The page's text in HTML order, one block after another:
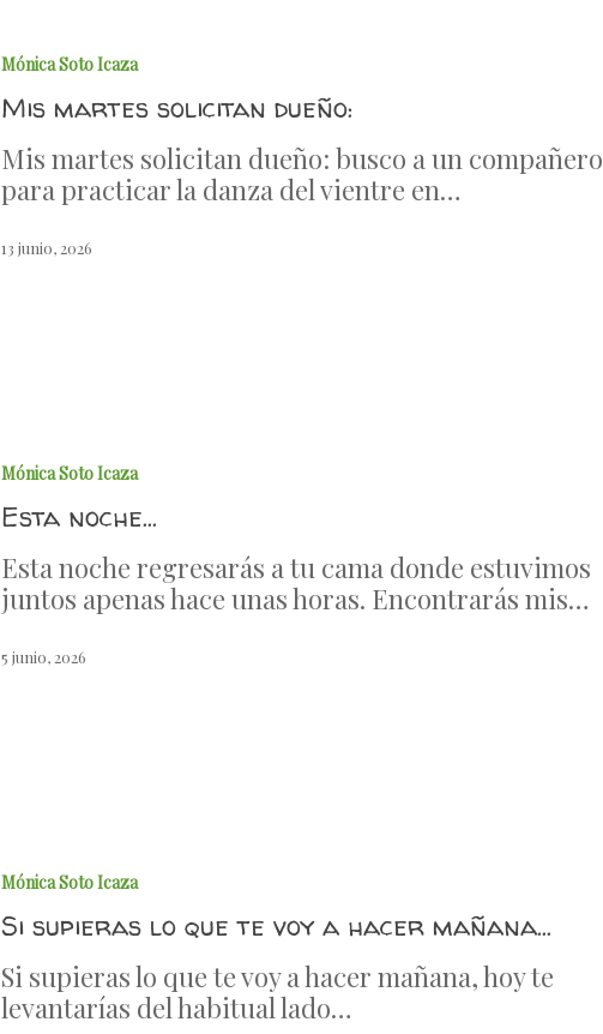
Mónica Soto Icaza
Mis martes solicitan dueño:
Mis martes solicitan dueño: busco a un compañero
para practicar la danza del vientre en…
13 junio, 2026
Mónica Soto Icaza
Esta noche…
Esta noche regresarás a tu cama donde estuvimos
juntos apenas hace unas horas. Encontrarás mis…
5 junio, 2026
Mónica Soto Icaza
Si supieras lo que te voy a hacer mañana…
Si supieras lo que te voy a hacer mañana, hoy te
levantarías del habitual lado…